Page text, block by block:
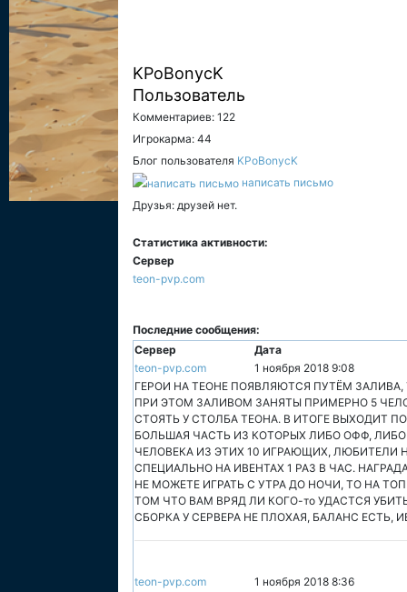
KPoBonycK
Пользователь
Комментариев: 122
Игрокарма: 44
Блог пользователя KPoBonycK
написать письмо
Друзья: друзей нет.
Статистика активности:
Сервер
teon-pvp.com
Последние сообщения:
Сервер
Дата
teon-pvp.com
1 ноября 2018 9:08
ГЕРОИ НА ТЕОНЕ ПОЯВЛЯЮТСЯ ПУТЁМ
ПРИ ЭТОМ ЗАЛИВОМ ЗАНЯТЫ ПРИМЕРНО 5
СТОЯТЬ У СТОЛБА ТЕОНА. В ИТОГЕ ВЫХОДИТ
БОЛЬШАЯ ЧАСТЬ ИЗ КОТОРЫХ ЛИБО ОФФ,
ЧЕЛОВЕКА ИЗ ЭТИХ 10 ИГРАЮЩИХ, ЛЮБИТЕЛИ
СПЕЦИАЛЬНО НА ИВЕНТАХ 1 РАЗ В ЧАС.
НЕ МОЖЕТЕ ИГРАТЬ С УТРА ДО НОЧИ, ТО НА
ТОМ ЧТО ВАМ ВРЯД ЛИ КОГО-то УДАСТСЯ
СБОРКА У СЕРВЕРА НЕ ПЛОХАЯ, БАЛАНС ЕСТЬ,
teon-pvp.com
1 ноября 2018 8:36